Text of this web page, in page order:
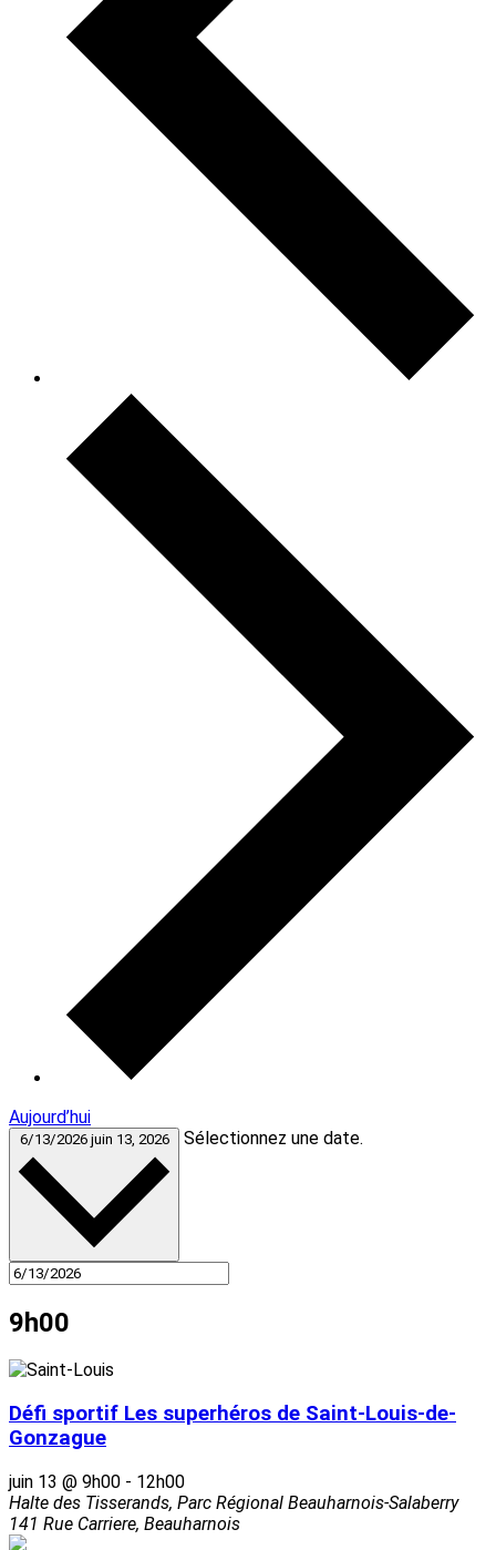
Aujourd’hui
6/13/2026 juin 13, 2026 Sélectionnez une date.
9h00
Défi sportif Les superhéros de Saint-Louis-de-
Gonzague
juin 13 @ 9h00 - 12h00
Halte des Tisserands, Parc Régional Beauharnois-Salaberry
141 Rue Carriere, Beauharnois